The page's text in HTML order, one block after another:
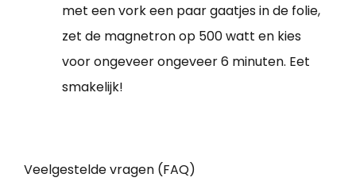
met een vork een paar gaatjes in de folie,
zet de magnetron op 500 watt en kies
voor ongeveer ongeveer 6 minuten. Eet
smakelijk!
Veelgestelde vragen (FAQ)